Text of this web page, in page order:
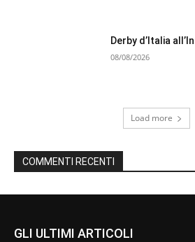
Derby d’Italia
08/08/2026
Load more
COMMENTI RECENTI
GLI ULTIMI ARTICOLI